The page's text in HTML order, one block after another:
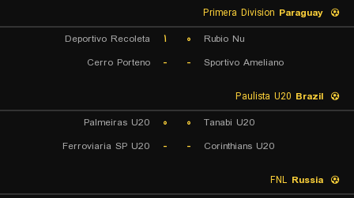
Paraguay
Rubio Nu
۰ ۱
Deportivo Recoleta
Sportivo Ameliano
-
-
Cerro Porteno
Brazil
Tanabi U20
۰ ۰
Palmeiras U20
Corinthians U20
-
-
Ferroviaria SP U20
Russia